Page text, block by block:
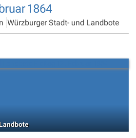
1864
Würzburger Stadt- und Landbote